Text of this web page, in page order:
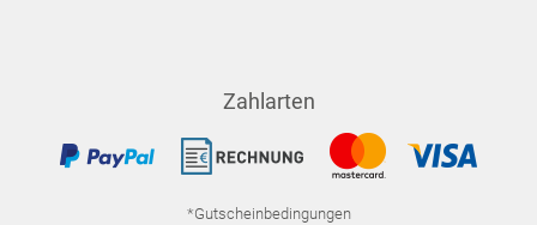
Zahlarten
*Gutscheinbedingungen